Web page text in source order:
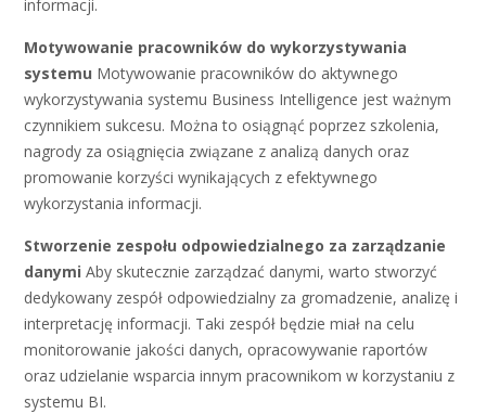
informacji.
Motywowanie pracowników do wykorzystywania
systemu Motywowanie pracowników do aktywnego
wykorzystywania systemu Business Intelligence jest ważnym
czynnikiem sukcesu. Można to osiągnąć poprzez szkolenia,
nagrody za osiągnięcia związane z analizą danych oraz
promowanie korzyści wynikających z efektywnego
wykorzystania informacji.
Stworzenie zespołu odpowiedzialnego za zarządzanie
danymi Aby skutecznie zarządzać danymi, warto stworzyć
dedykowany zespół odpowiedzialny za gromadzenie, analizę i
interpretację informacji. Taki zespół będzie miał na celu
monitorowanie jakości danych, opracowywanie raportów
oraz udzielanie wsparcia innym pracownikom w korzystaniu z
systemu BI.